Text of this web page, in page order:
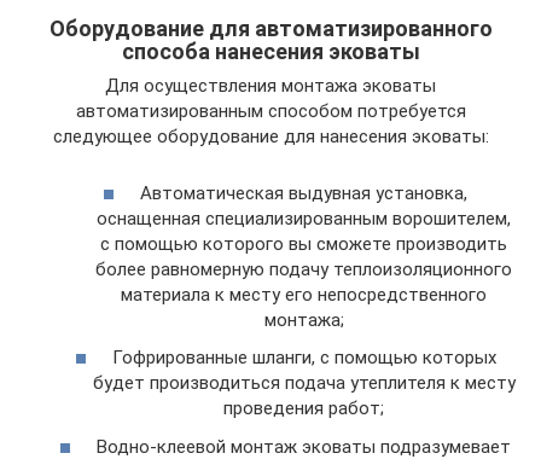
Оборудование для автоматизированного
способа нанесения эковаты
Для осуществления монтажа эковаты
автоматизированным способом потребуется
следующее оборудование для нанесения эковаты:
Автоматическая выдувная установка,
оснащенная специализированным ворошителем,
с помощью которого вы сможете производить
более равномерную подачу теплоизоляционного
материала к месту его непосредственного
монтажа;
Гофрированные шланги, с помощью которых
будет производиться подача утеплителя к месту
проведения работ;
Водно-клеевой монтаж эковаты подразумевает